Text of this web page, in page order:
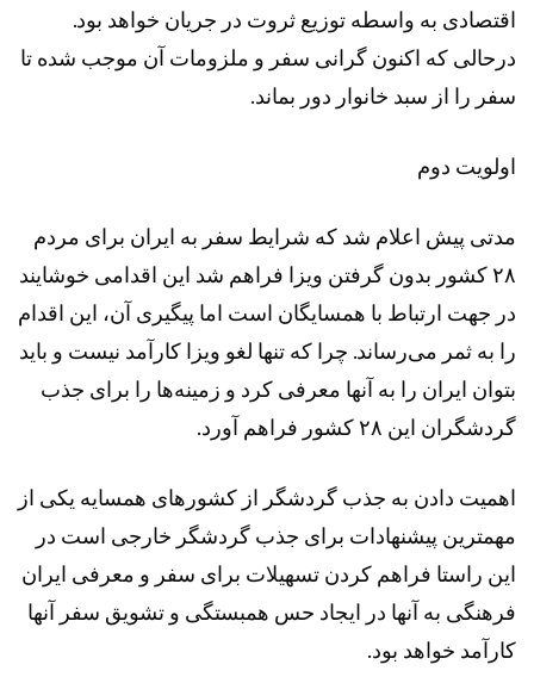
اقتصادی به واسطه توزیع ثروت در جریان خواهد بود.
درحالی که اکنون گرانی سفر و ملزومات آن موجب شده تا
سفر را از سبد خانوار دور بماند.
اولویت دوم
مدتی پیش اعلام شد که شرایط سفر به ایران برای مردم
۲۸ کشور بدون گرفتن ویزا فراهم شد این اقدامی خوشایند
در جهت ارتباط با همسایگان است اما پیگیری آن، این اقدام
را به ثمر می‌رساند. چرا که تنها لغو ویزا کارآمد نیست و باید
بتوان ایران را به آنها معرفی کرد و زمینه‌ها را برای جذب
گردشگران این ۲۸ کشور فراهم آورد.
اهمیت دادن به جذب گردشگر از کشورهای همسایه یکی از
مهمترین پیشنهادات برای جذب گردشگر خارجی است در
این راستا فراهم کردن تسهیلات برای سفر و معرفی ایران
فرهنگی به آنها در ایجاد حس همبستگی و تشویق سفر آنها
کارآمد خواهد بود.